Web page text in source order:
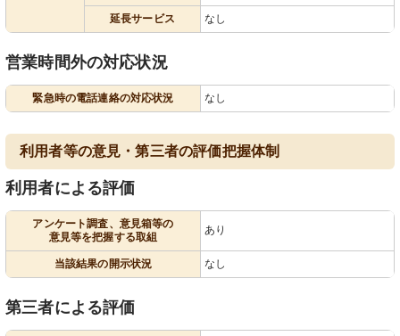
延長サービス なし
営業時間外の対応状況
緊急時の電話連絡の対応状況 なし
利用者等の意見・第三者の評価把握体制
利用者による評価
アンケート調査、意見箱等の
意見等を把握する取組
あり
当該結果の開示状況 なし
第三者による評価